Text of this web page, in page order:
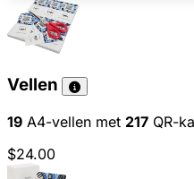
Vellen
19 A4-vellen met 217 QR-
$24.00